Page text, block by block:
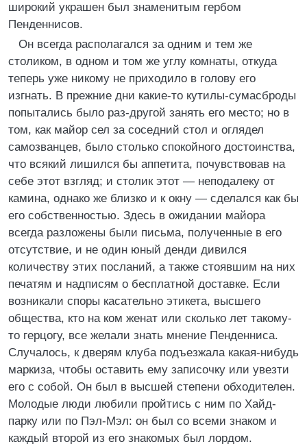
широкий украшен был знаменитым гербом
Пенденнисов.
Он всегда располагался за одним и тем же
столиком, в одном и том же углу комнаты, откуда
теперь уже никому не приходило в голову его
изгнать. В прежние дни какие-то кутилы-сумасброды
попытались было раз-другой занять его место; но в
том, как майор сел за соседний стол и оглядел
самозванцев, было столько спокойного достоинства,
что всякий лишился бы аппетита, почувствовав на
себе этот взгляд; и столик этот — неподалеку от
камина, однако же близко и к окну — сделался как бы
его собственностью. Здесь в ожидании майора
всегда разложены были письма, полученные в его
отсутствие, и не один юный денди дивился
количеству этих посланий, а также стоявшим на них
печатям и надписям о бесплатной доставке. Если
возникали споры касательно этикета, высшего
общества, кто на ком женат или сколько лет такому-
то герцогу, все желали знать мнение Пенденниса.
Случалось, к дверям клуба подъезжала какая-нибудь
маркиза, чтобы оставить ему записочку или увезти
его с собой. Он был в высшей степени обходителен.
Молодые люди любили пройтись с ним по Хайд-
парку или по Пэл-Мэл: он был со всеми знаком и
каждый второй из его знакомых был лордом.